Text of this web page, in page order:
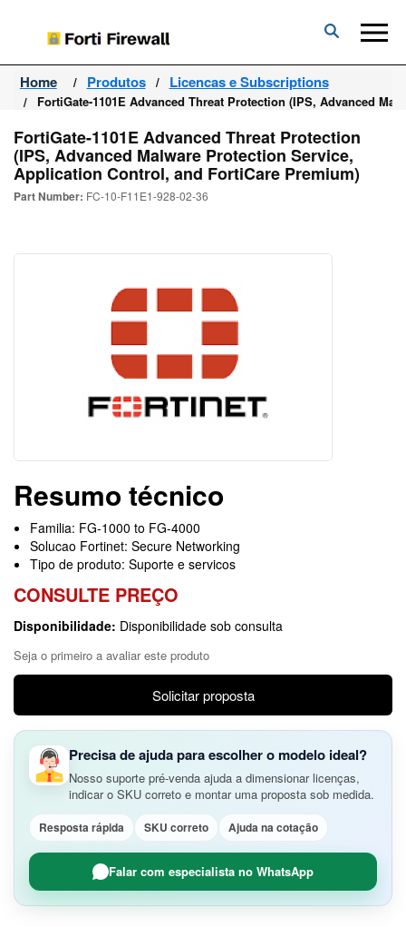
Forti
Firewall
Home Produtos Licencas e Subscriptions
FortiGate-1101E Advanced Threat Protection (IPS, Advanced
FortiGate-1101E Advanced Threat Protection
(IPS, Advanced Malware Protection Service,
Application Control, and FortiCare Premium)
Part Number: FC-10-F11E1-928-02-36
Resumo técnico
Familia: FG-1000 to FG-4000
Solucao Fortinet: Secure Networking
Tipo de produto: Suporte e servicos
CONSULTE PREÇO
Disponibilidade: Disponibilidade sob consulta
Seja o primeiro a avaliar este produto
Solicitar proposta
Precisa de ajuda para escolher o modelo ideal?
Nosso suporte pré-venda ajuda a dimensionar licenças,
indicar o SKU correto e montar uma proposta sob medida.
Resposta rápida SKU correto Ajuda na cotação
Falar com especialista no WhatsApp